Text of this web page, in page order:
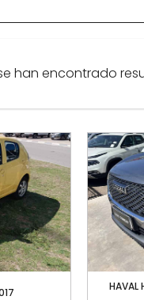
han encontrado
HAVAL